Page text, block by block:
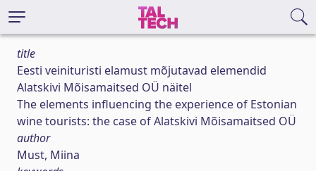
title
Eesti veinituristi elamust mõjutavad elemendid
Alatskivi Mõisamaitsed OÜ näitel
The elements influencing the experience of Estonian
wine tourists: the case of Alatskivi Mõisamaitsed OÜ
author
Must, Miina